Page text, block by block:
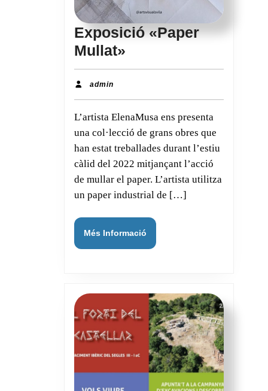
Exposició «Paper
Mullat»
«Paper
admin
L’artista ElenaMusa ens presenta
una col·lecció de grans obres que
han estat treballades durant l’estiu
càlid del 2022 mitjançant l’acció
de mullar el paper. L’artista utilitza
un paper industrial de […]
Més Informació
Informació